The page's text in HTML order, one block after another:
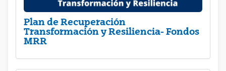
Plan de Recuperación
Transformación y Resiliencia- Fondos
MRR